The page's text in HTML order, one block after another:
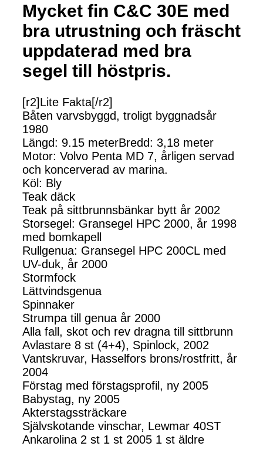
Mycket fin C&C 30E med
bra utrustning och fräscht
uppdaterad med bra
segel till höstpris.
[r2]Lite Fakta[/r2]
Båten varvsbyggd, troligt byggnadsår
1980
Längd: 9.15 meterBredd: 3,18 meter
Motor: Volvo Penta MD 7, årligen servad
och koncerverad av marina.
Köl: Bly
Teak däck
Teak på sittbrunnsbänkar bytt år 2002
Storsegel: Gransegel HPC 2000, år 1998
med bomkapell
Rullgenua: Gransegel HPC 200CL med
UV-duk, år 2000
Stormfock
Lättvindsgenua
Spinnaker
Strumpa till genua år 2000
Alla fall, skot och rev dragna till sittbrunn
Avlastare 8 st (4+4), Spinlock, 2002
Vantskruvar, Hasselfors brons/rostfritt, år
2004
Förstag med förstagsprofil, ny 2005
Babystag, ny 2005
Akterstagssträckare
Självskotande vinschar, Lewmar 40ST
Ankarolina 2 st 1 st 2005 1 st äldre